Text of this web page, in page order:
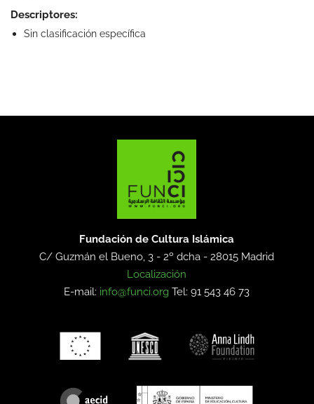
Descriptores:
Sin clasificación específica
Fundación de Cultura Islámica
C/ Guzmán el Bueno, 3 - 2º dcha -28015 Madrid
Localización
E-mail: info@funci.org Tel: 91 543 46 73